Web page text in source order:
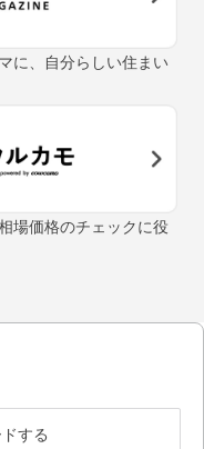
に、自分らしい住まい
場価格のチェックに役
する